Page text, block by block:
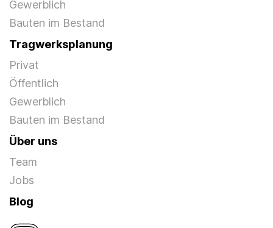
Gewerblich
Bauten im Bestand
Tragwerksplanung
Privat
Öffentlich
Gewerblich
Bauten im Bestand
Über uns
Team
Jobs
Blog